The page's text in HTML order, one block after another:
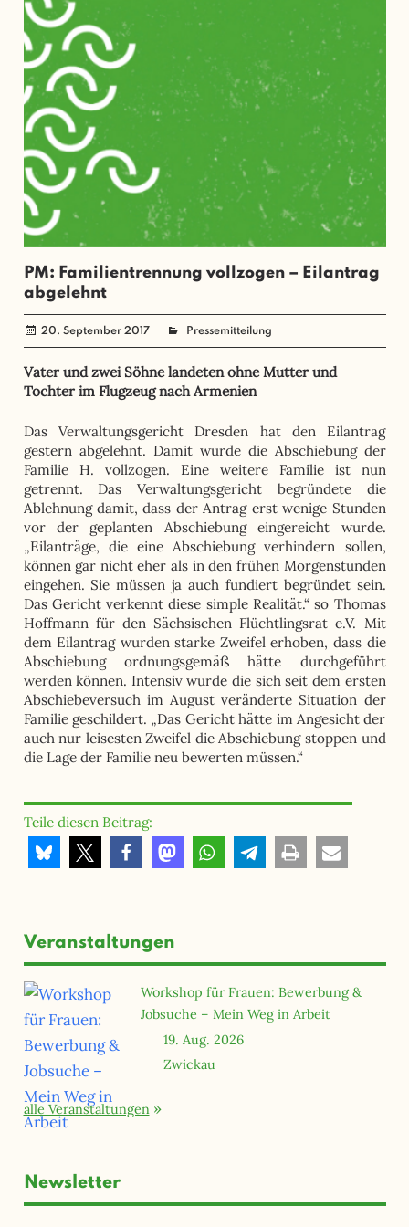
PM: Familientrennung vollzogen – Eilantrag
abgelehnt
20. September 2017 administrator
Pressemitteilung
Vater und zwei Söhne landeten ohne Mutter und
Tochter im Flugzeug nach Armenien
Das Verwaltungsgericht Dresden hat den Eilantrag
gestern abgelehnt. Damit wurde die Abschiebung der
Familie H. vollzogen. Eine weitere Familie ist nun
getrennt. Das Verwaltungsgericht begründete die
Ablehnung damit, dass der Antrag erst wenige Stunden
vor der geplanten Abschiebung eingereicht wurde.
„Eilanträge, die eine Abschiebung verhindern sollen,
können gar nicht eher als in den frühen Morgenstunden
eingehen. Sie müssen ja auch fundiert begründet sein.
Das Gericht verkennt diese simple Realität.“ so Thomas
Hoffmann für den Sächsischen Flüchtlingsrat e.V. Mit
dem Eilantrag wurden starke Zweifel erhoben, dass die
Abschiebung ordnungsgemäß hätte durchgeführt
werden können. Intensiv wurde die sich seit dem ersten
Abschiebeversuch im August veränderte Situation der
Familie geschildert. „Das Gericht hätte im Angesicht der
auch nur leisesten Zweifel die Abschiebung stoppen und
die Lage der Familie neu bewerten müssen.“
Teile diesen Beitrag:
Veranstaltungen
Workshop für Frauen: Bewerbung &
Jobsuche – Mein Weg in Arbeit
19. Aug. 2026
Zwickau
alle Veranstaltungen
Newsletter